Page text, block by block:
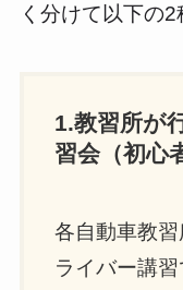
く分けて以下の2
1.教習所が
習会（初心
各自動車教
ライバー講